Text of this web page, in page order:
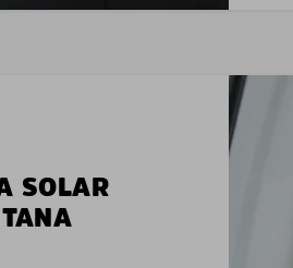
SOLAR